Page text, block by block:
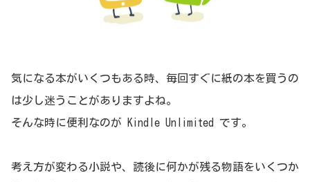
気になる本がいくつもある時、毎回すぐに紙の本を買うの
は少し迷うことがありますよね。
そんな時に便利なのが Kindle Unlimited です。
考え方が変わる小説や、読後に何かが残る物語をいくつか